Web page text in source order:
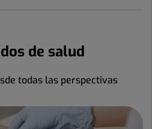
de salud
todas las perspectivas